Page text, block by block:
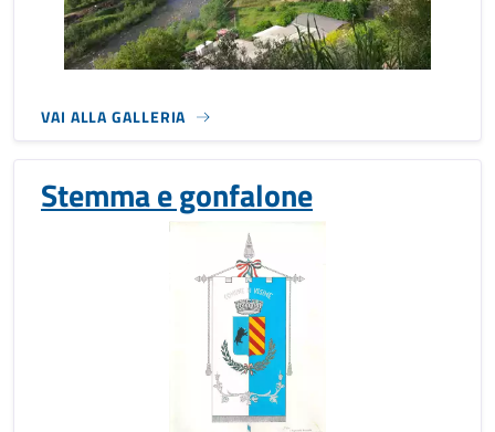
VAI ALLA GALLERIA
Stemma e gonfalone